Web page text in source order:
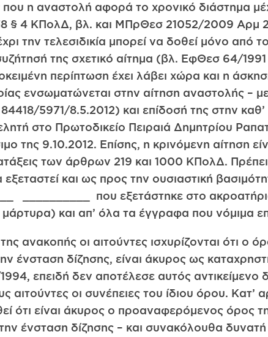
η αναστολή αφορά το χρονικό διάστημα
§ 4 ΚΠολΔ, βλ. και ΜΠρΘεσ 21052/2009 Αρμ
την τελεσιδικία μπορεί να δοθεί μόνο από
της σχετικό αίτημα (βλ. ΕφΘεσ 64/
περίπτωση έχει λάβει χώρα και η
ενσωματώνεται στην αίτηση αναστολής –
5971/8.5.2012) και επίδοσή της στην
στο Πρωτοδικείο Πειραιά Δημητρίου
της 9.10.2012. Επίσης, η κρινόμενη αίτηση
των άρθρων 219 και 1000 ΚΠολΔ.
εξεταστεί και ως προς την ουσιαστική
__________ που εξετάστηκε στο
και απ’ όλα τα έγγραφα που νόμιμα
ανακοπής οι αιτούντες ισχυρίζονται ότι ο
ένσταση δίζησης, είναι άκυρος ως
επειδή δεν αποτέλεσε αυτός
αιτούντες οι συνέπειες του ίδιου όρου.
ότι είναι άκυρος ο προαναφερόμενος όρος
ένσταση δίζησης – και συνακόλουθα